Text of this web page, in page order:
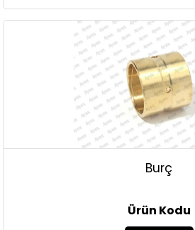
Burç
Ürün Kodu